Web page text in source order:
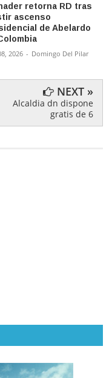
retorna RD tras
ascenso
de Abelardo
2026 - Domingo Del Pilar
NEXT »
Alcaldia dn dispone
gratis de 6